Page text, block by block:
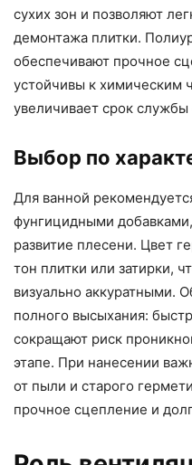
сухих зон и позволяют
демонтажа плитки.
обеспечивают прочное
устойчивы к химическим
увеличивает срок службы
Выбор по
Для ванной
фунгицидными
развитие плесени. Цвет
тон плитки или затирки,
визуально аккуратными.
полного высыхания:
сокращают риск
этапе. При нанесении
от пыли и старого
прочное сцепление и